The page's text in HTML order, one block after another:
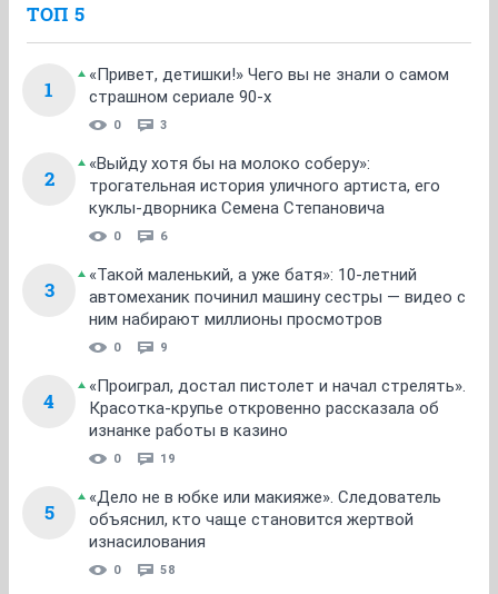
ТОП 5
1
«Привет, детишки!» Чего вы не знали о самом
страшном сериале 90-х
0 3
2
«Выйду хотя бы на молоко соберу»:
трогательная история уличного артиста, его
куклы-дворника Семена Степановича
0 6
3
«Такой маленький, а уже батя»: 10-летний
автомеханик починил машину сестры — видео с
ним набирают миллионы просмотров
0 9
4
«Проиграл, достал пистолет и начал стрелять».
Красотка-крупье откровенно рассказала об
изнанке работы в казино
0 19
5
«Дело не в юбке или макияже». Следователь
объяснил, кто чаще становится жертвой
изнасилования
0 58